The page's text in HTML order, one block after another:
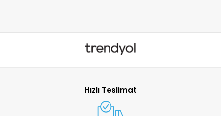
Hızlı Teslimat